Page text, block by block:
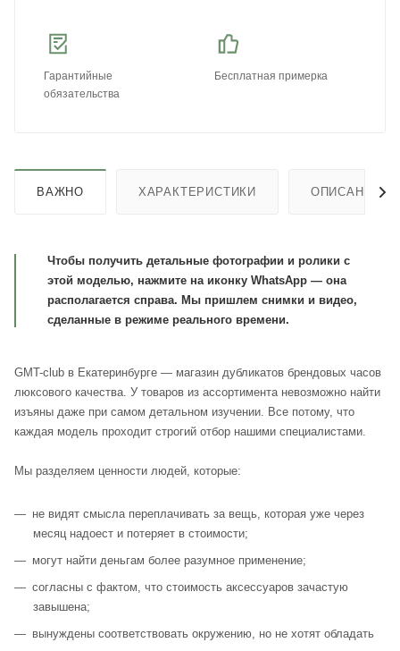
Гарантийные
обязательства
Бесплатная примерка
ВАЖНО ХАРАКТЕРИСТИКИ ОПИСАНИЕ
Чтобы получить детальные фотографии и ролики с
этой моделью, нажмите на иконку WhatsApp — она
располагается справа. Мы пришлем снимки и видео,
сделанные в режиме реального времени.
GMT-club в Екатеринбурге — магазин дубликатов брендовых часов
люксового качества. У товаров из ассортимента невозможно найти
изъяны даже при самом детальном изучении. Все потому, что
каждая модель проходит строгий отбор нашими специалистами.
Мы разделяем ценности людей, которые:
не видят смысла переплачивать за вещь, которая уже через
месяц надоест и потеряет в стоимости;
могут найти деньгам более разумное применение;
согласны с фактом, что стоимость аксессуаров зачастую
завышена;
вынуждены соответствовать окружению, но не хотят обладать